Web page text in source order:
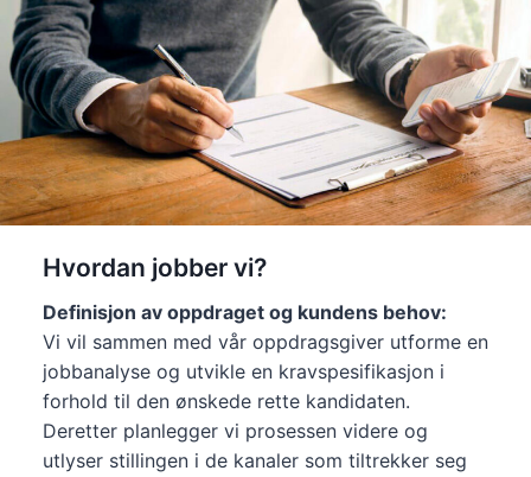
Hvordan jobber vi?
Definisjon av oppdraget og kundens behov:
Vi vil sammen med vår oppdragsgiver utforme en
jobbanalyse og utvikle en kravspesifikasjon i
forhold til den ønskede rette kandidaten.
Deretter planlegger vi prosessen videre og
utlyser stillingen i de kanaler som tiltrekker seg